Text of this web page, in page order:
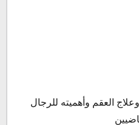
العقم وأهميته للرجال